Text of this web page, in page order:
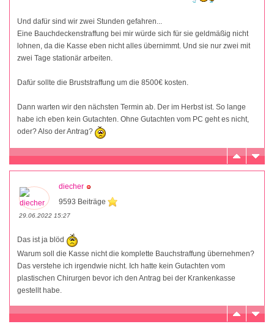
Und dafür sind wir zwei Stunden gefahren...
Eine Bauchdeckenstraffung bei mir würde sich für sie geldmäßig nicht
lohnen, da die Kasse eben nicht alles übernimmt. Und sie nur zwei mit
zwei Tage stationär arbeiten.
Dafür sollte die Bruststraffung um die 8500€ kosten.
Dann warten wir den nächsten Termin ab. Der im Herbst ist. So lange
habe ich eben kein Gutachten. Ohne Gutachten vom PC geht es nicht,
oder? Also der Antrag?
diecher
9593 Beiträge
29.06.2022 15:27
Das ist ja blöd
Warum soll die Kasse nicht die komplette Bauchstraffung übernehmen?
Das verstehe ich irgendwie nicht. Ich hatte kein Gutachten vom
plastischen Chirurgen bevor ich den Antrag bei der Krankenkasse
gestellt habe.